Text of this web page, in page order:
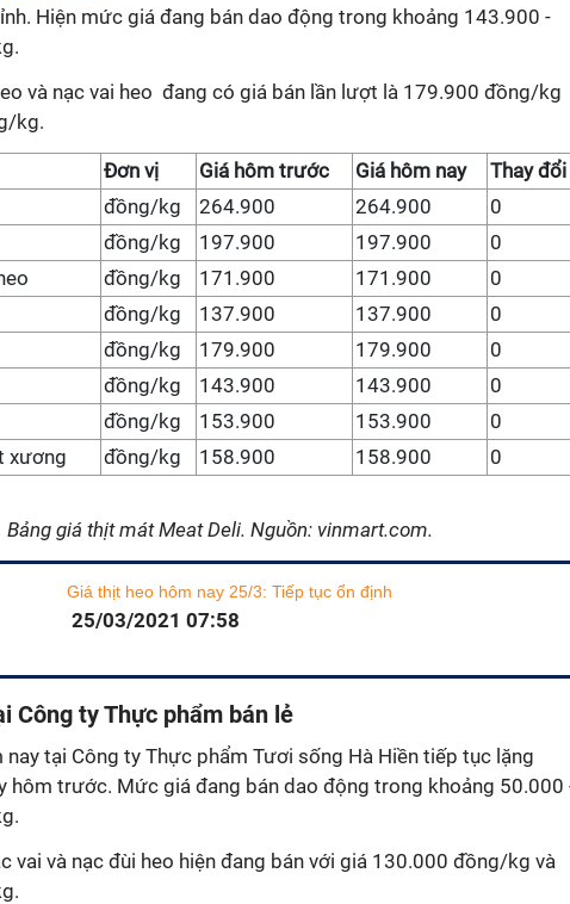
Hiện mức giá đang bán dao động trong khoảng 143.900 -
và nạc vai heo đang có giá bán lần lượt là 179.900 đồng/kg
kg.
Đơn vị Giá hôm trước Giá hôm nay
Thay đổi
đồng/kg 264.900 264.900
0
đồng/kg 197.900 197.900
0
đồng/kg 171.900 171.900
0
đồng/kg 137.900 137.900
0
đồng/kg 179.900 179.900
0
đồng/kg 143.900 143.900
0
đồng/kg 153.900 153.900
0
xương
đồng/kg 158.900 158.900 0
Bảng giá thịt mát Meat Deli. Nguồn: vinmart.com.
Giá thịt heo hôm nay 25/3: Tiếp tục ổn định
25/03/2021 07:58
Công ty Thực phẩm bán lẻ
nay tại Công ty Thực phẩm Tươi sống Hà Hiền tiếp tục lặng
hôm trước. Mức giá đang bán dao động trong khoảng 50.000
vai và nạc đùi heo hiện đang bán với giá 130.000 đồng/kg và